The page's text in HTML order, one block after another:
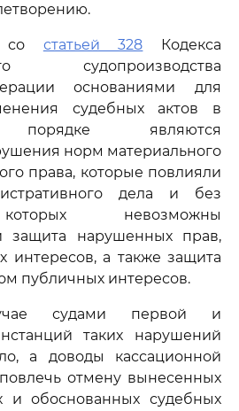
со статьей 328 Кодекса
судопроизводства
основаниями для
судебных актов в
порядке являются
норм материального
права, которые повлияли
дела и без
невозможны
защита нарушенных прав,
интересов, а также защита
публичных интересов.
судами первой и
таких нарушений
а доводы кассационной
отмену вынесенных
и обоснованных судебных